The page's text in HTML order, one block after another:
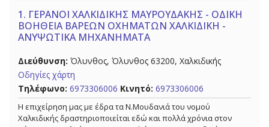
1. ΓΕΡΑΝΟΙ ΧΑΛΚΙΔΙΚΗΣ ΜΑΥΡΟΥΔΑΚΗΣ - ΟΔΙΚΗ
ΒΟΗΘΕΙΑ ΒΑΡΕΩΝ ΟΧΗΜΑΤΩΝ ΧΑΛΚΙΔΙΚΗ -
ΑΝΥΨΩΤΙΚΑ ΜΗΧΑΝΗΜΑΤΑ
Διεύθυνση: Όλυνθος, Όλυνθος 63200, Χαλκιδικής
Οδηγίες χάρτη
Τηλέφωνο: 6973306006 Κινητό: 6973306006
Η επιχείρηση μας με έδρα τα Ν.Μουδανιά του νομού
Χαλκιδικής δραστηριοποιείται εδώ και πολλά χρόνια στον